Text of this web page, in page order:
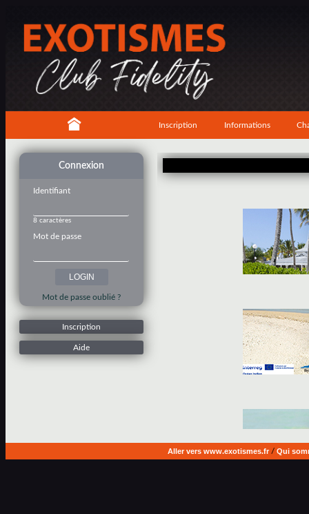
Inscription Informations
Connexion
Identifiant
8 caractères
Mot de passe
Mot de passe oublié ?
Inscription
Aide
Aller vers www.exotismes.fr/ Qui